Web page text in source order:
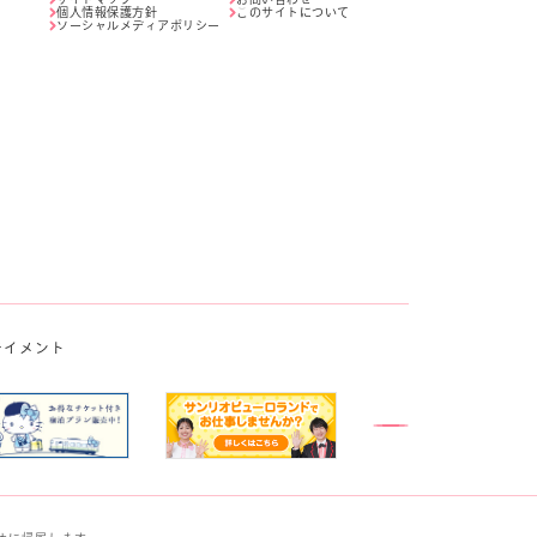
個人情報保護方針
このサイトについて
ソーシャルメディアポリシー
メント